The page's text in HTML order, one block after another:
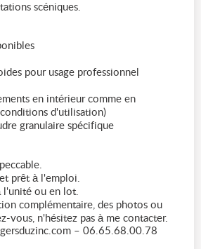
scéniques.
pour usage professionnel
en intérieur comme en
d'utilisation)
granulaire spécifique
prêt à l'emploi.
l'unité ou en lot.
complémentaire, des photos ou
vous, n'hésitez pas à me contacter.
– 06.65.68.00.78